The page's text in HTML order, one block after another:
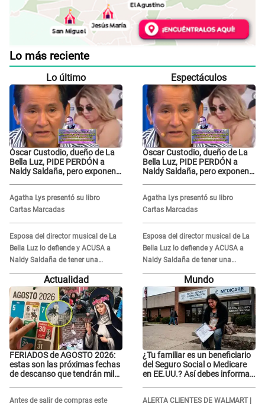
Lo más reciente
Lo último
Óscar Custodio, dueño de La
Bella Luz, PIDE PERDÓN a
Naldy Saldaña, pero exponen
grabar"
Agatha Lys presentó su libro
Cartas Marcadas
Esposa del director musical de La
Bella Luz lo defiende y ACUSA a
Naldy Saldaña de tener una
relación con él y otros integrantes
Espectáculos
Óscar Custodio, dueño de La
Bella Luz, PIDE PERDÓN a
Naldy Saldaña, pero exponen
grabar"
Agatha Lys presentó su libro
Cartas Marcadas
Esposa del director musical de La
Bella Luz lo defiende y ACUSA a
Naldy Saldaña de tener una
relación con él y otros integrantes
Actualidad
FERIADOS de AGOSTO 2026:
estas son las próximas fechas
de descanso que tendrán miles
Antes de salir de compras este
Mundo
¿Tu familiar es un beneficiario
del Seguro Social o Medicare
en EE.UU.? Así debes informar
ALERTA CLIENTES DE WALMART |